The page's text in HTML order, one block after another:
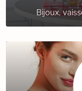
Bijoux,